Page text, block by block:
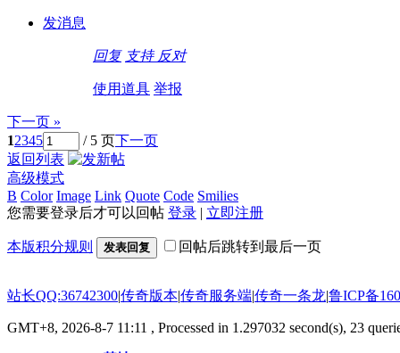
发消息
回复 支持 反对
使用道具 举报
下一页 »
12345 / 5 页下一页
返回列表
高级模式
B Color Image Link Quote Code Smilies
您需要登录后才可以回帖 登录 | 立即注册
本版积分规则 发表回复 回帖后跳转到最后一页
站长QQ:36742300|传奇版本|传奇服务端|传奇一条龙|鲁ICP备
GMT+8, 2026-8-7 11:11 , Processed in 1.297032 second(s), 23